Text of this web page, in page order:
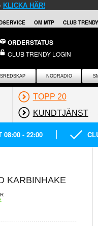
KLICKA HÄR!
OM MTP CLUB TRENDY
ORDERSTATUS
CLUB TRENDY LOGIN
NÖDRADIO
TOPP 20
KUNDTJÄNST
08:00 - 22:00
KARBINHAKE